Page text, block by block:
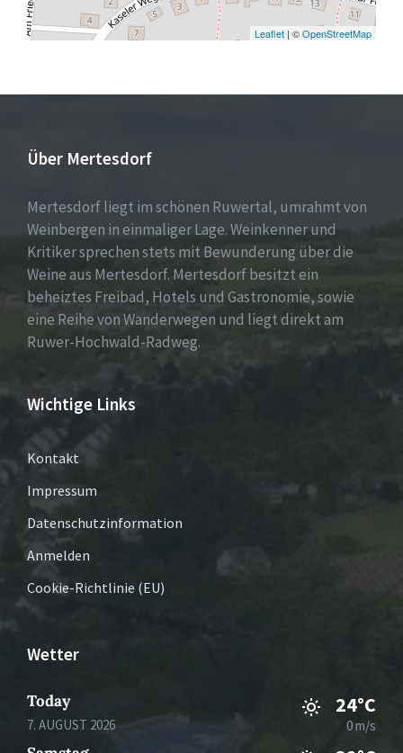
Leaflet | ©OpenStreetMap
Über Mertesdorf
Mertesdorf liegt im schönen Ruwertal, umrahmt von
Weinbergen in einmaliger Lage. Weinkenner und
Kritiker sprechen stets mit Bewunderung über die
Weine aus Mertesdorf. Mertesdorf besitzt ein
beheiztes Freibad, Hotels und Gastronomie, sowie
eine Reihe von Wanderwegen und liegt direkt am
Ruwer-Hochwald-Radweg.
Wichtige Links
Kontakt
Impressum
Datenschutzinformation
Anmelden
Cookie-Richtlinie (EU)
Wetter
Today
7. AUGUST 2026
24°C
0 m/s